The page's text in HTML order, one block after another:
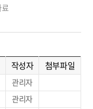
작성자 첨부파일
관리자
관리자